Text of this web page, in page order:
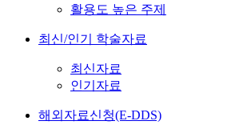
활용도 높은 주제
최신/인기 학술자료
최신자료
인기자료
해외자료신청(E-DDS)